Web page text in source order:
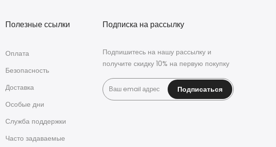
Полезные ссылки
Оплата
Безопасность
Доставка
Особые дни
Служба поддержки
Часто задаваемые
Подписка на рассылку
Подпишитесь на нашу рассылку и
получите скидку 10% на первую покупку
Подписаться